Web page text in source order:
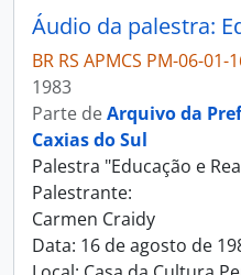
BR RS APMCS PM-06-
1983
Parte deArquivo da
Caxias do Sul
Palestra "Educação e
Palestrante:
Carmen Craidy
Data: 16 de agosto de